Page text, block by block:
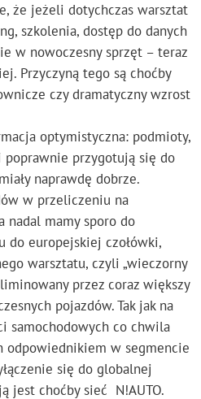
że jeżeli dotychczas warsztat
szkolenia, dostęp do danych
w nowoczesny sprzęt – teraz
Przyczyną tego są choćby
czy dramatyczny wzrost
optymistyczna: podmioty,
poprawnie przygotują się do
naprawdę dobrze.
w przeliczeniu na
nadal mamy sporo do
do europejskiej czołówki,
warsztatu, czyli „wieczorny
przez coraz większy
pojazdów. Tak jak na
samochodowych co chwila
odpowiednikiem w segmencie
się do globalnej
jest choćby sieć N!AUTO.